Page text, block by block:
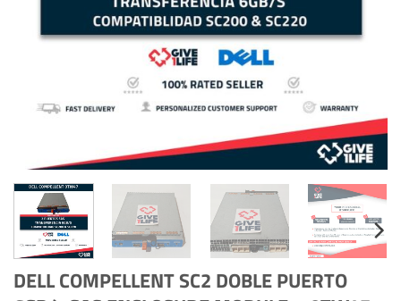
DELL COMPELLENT SC2 DOBLE PUERTO